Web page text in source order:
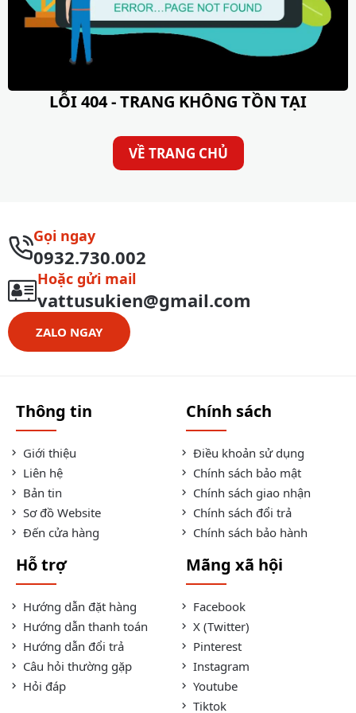
LỖI 404 - TRANG KHÔNG TỒN TẠI
VỀ TRANG CHỦ
Gọi ngay
0932.730.002
Hoặc gửi mail
vattusukien@gmail.com
ZALO NGAY
Thông tin
Giới thiệu
Liên hệ
Bản tin
Sơ đồ Website
Đến cửa hàng
Chính sách
Điều khoản sử dụng
Chính sách bảo mật
Chính sách giao nhận
Chính sách đổi trả
Chính sách bảo hành
Hỗ trợ
Hướng dẫn đặt hàng
Hướng dẫn thanh toán
Hướng dẫn đổi trả
Câu hỏi thường gặp
Hỏi đáp
Mãng xã hội
Facebook
X (Twitter)
Pinterest
Instagram
Youtube
Tiktok